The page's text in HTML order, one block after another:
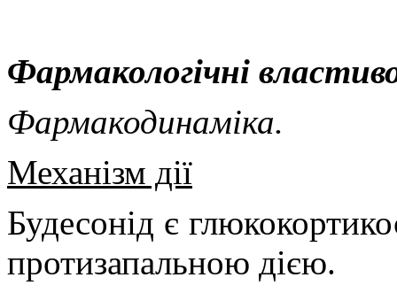
Фармакологічні
Фармакодинаміка.
Механізм дії
Будесонід є
протизапальною дією.